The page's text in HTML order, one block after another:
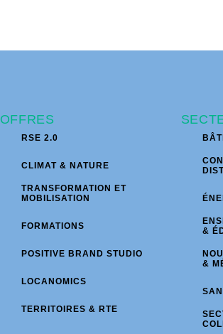
OFFRES
RSE 2.0
CLIMAT & NATURE
TRANSFORMATION ET
MOBILISATION
FORMATIONS
POSITIVE BRAND STUDIO
LOCANOMICS
TERRITOIRES & RTE
&
&